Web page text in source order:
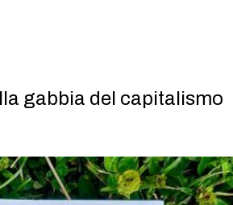
gabbia del capitalismo